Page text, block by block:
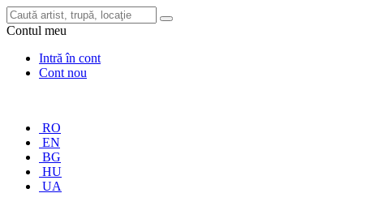
Contul meu
Intră în cont
Cont nou
RO
EN
BG
HU
UA